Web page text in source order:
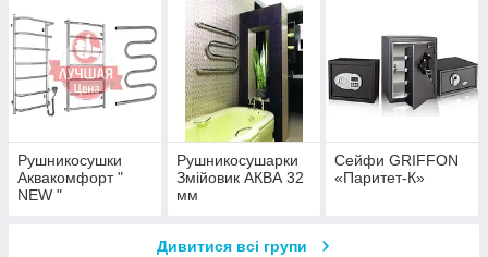
Рушникосушки
Аквакомфорт "
NEW "
Рушникосушарки
Змійовик АКВА 32
мм
Сейфи GRIFFON
«Паритет-К»
Дивитися всі групи